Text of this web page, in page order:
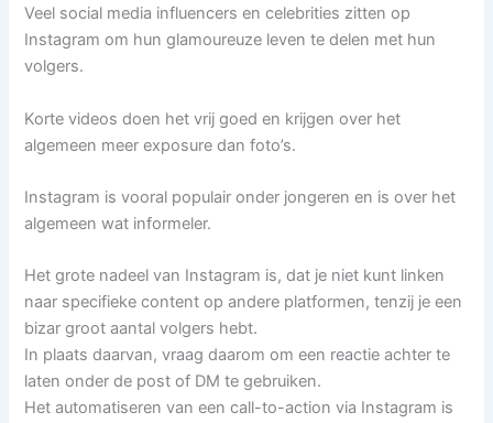
Veel social media influencers en celebrities zitten op
Instagram om hun glamoureuze leven te delen met hun
volgers.
Korte videos doen het vrij goed en krijgen over het
algemeen meer exposure dan foto’s.
Instagram is vooral populair onder jongeren en is over het
algemeen wat informeler.
Het grote nadeel van Instagram is, dat je niet kunt linken
naar specifieke content op andere platformen, tenzij je een
bizar groot aantal volgers hebt.
In plaats daarvan, vraag daarom om een reactie achter te
laten onder de post of DM te gebruiken.
Het automatiseren van een call-to-action via Instagram is